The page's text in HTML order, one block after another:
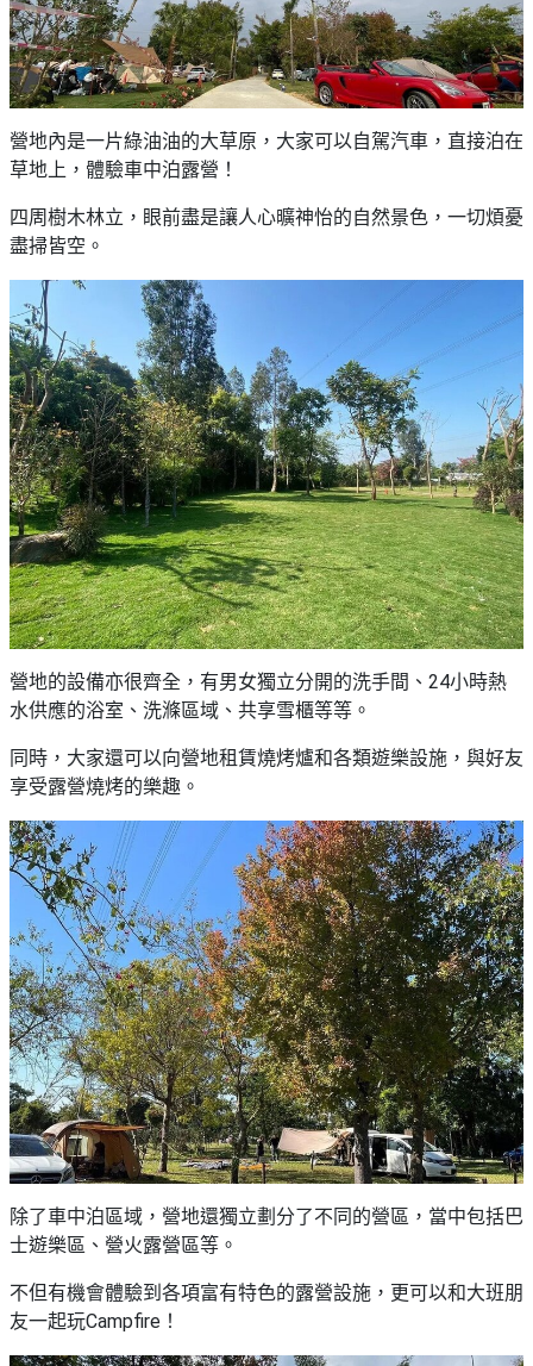
營地內是一片綠油油的大草原，大家可以自駕汽車，直接泊在
草地上，體驗車中泊露營！
四周樹木林立，眼前盡是讓人心曠神怡的自然景色，一切煩憂
盡掃皆空。
營地的設備亦很齊全，有男女獨立分開的洗手間、24小時熱
水供應的浴室、洗滌區域、共享雪櫃等等。
同時，大家還可以向營地租賃燒烤爐和各類遊樂設施，與好友
享受露營燒烤的樂趣。
除了車中泊區域，營地還獨立劃分了不同的營區，當中包括巴
士遊樂區、營火露營區等。
不但有機會體驗到各項富有特色的露營設施，更可以和大班朋
友一起玩Campfire！